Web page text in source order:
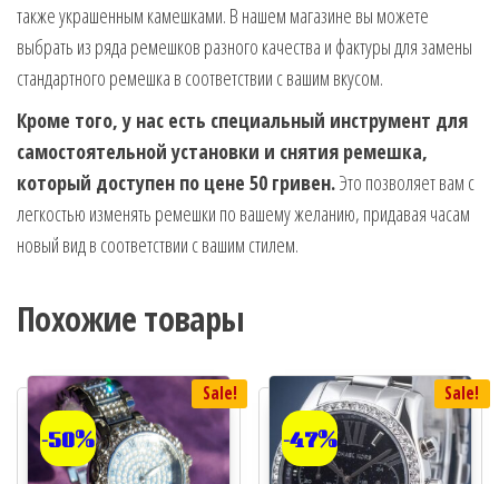
также украшенным камешками. В нашем магазине вы можете
выбрать из ряда ремешков разного качества и фактуры для замены
стандартного ремешка в соответствии с вашим вкусом.
Кроме того, у нас есть специальный инструмент для
самостоятельной установки и снятия ремешка,
который доступен по цене 50 гривен.Это позволяет вам с
легкостью изменять ремешки по вашему желанию, придавая часам
новый вид в соответствии с вашим стилем.
Похожие товары
Sale!
-50%
Sale!
-47%